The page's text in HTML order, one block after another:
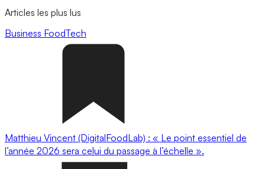
Articles les plus lus
Business FoodTech
Matthieu Vincent (DigitalFoodLab) : « Le point essentiel de
l’année 2026 sera celui du passage à l’échelle ».